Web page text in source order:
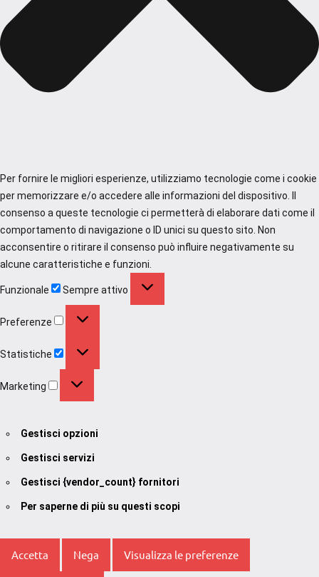
Per fornire le migliori esperienze, utilizziamo tecnologie come i cookie
per memorizzare e/o accedere alle informazioni del dispositivo. Il
consenso a queste tecnologie ci permetterà di elaborare dati come il
comportamento di navigazione o ID unici su questo sito. Non
acconsentire o ritirare il consenso può influire negativamente su
alcune caratteristiche e funzioni.
Funzionale Sempre attivo
Preferenze
Statistiche
Marketing
Gestisci opzioni
Gestisci servizi
Gestisci {vendor_count} fornitori
Per saperne di più su questi scopi
Accetta Nega Visualizza le preferenze